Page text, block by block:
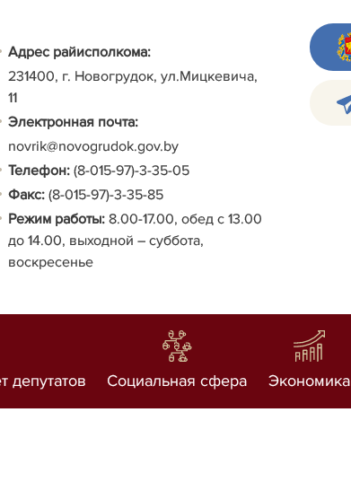
Адрес райисполкома:
231400, г. Новогрудок, ул.Мицкевича,
11
Электронная почта:
novrik@novogrudok.gov.by
Телефон: (8-015-97)-3-35-05
Факс: (8-015-97)-3-35-85
Режим работы: 8.00-17.00, обед с 13.00
до 14.00, выходной – суббота,
воскресенье
депутатов Социальная сфера Экономика